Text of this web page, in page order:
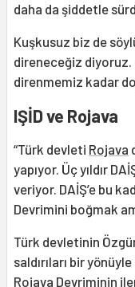
daha da şiddetle
Kuşkusuz biz de
direneceğiz diyoruz.
direnmemiz kadar
IŞİD ve Rojava
“Türk devleti Rojava
yapıyor. Üç yıldır
veriyor. DAİŞ’e bu
Devrimini boğmak
Türk devletinin
saldırıları bir
Rojava Devriminin